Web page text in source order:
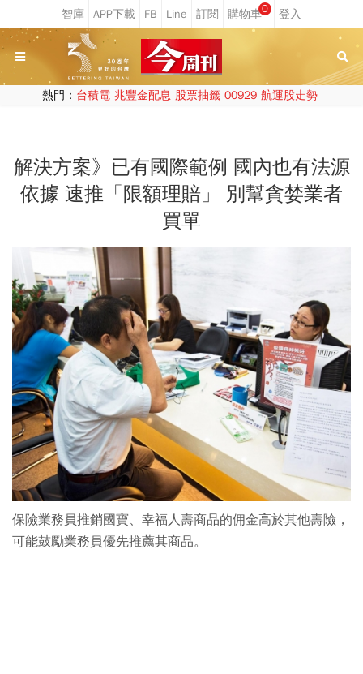
0
熱門： 台積電 兆豐金配息 股票抽籤 00929 航運股走勢
解決方案》已有國際範例 國內也有法源
依據 速推「限額理賠」 別幫貪婪業者
買單
保險業務員推銷國寶、幸福人壽商品的佣金高於其他壽險，
可能鼓勵業務員優先推薦其商品。